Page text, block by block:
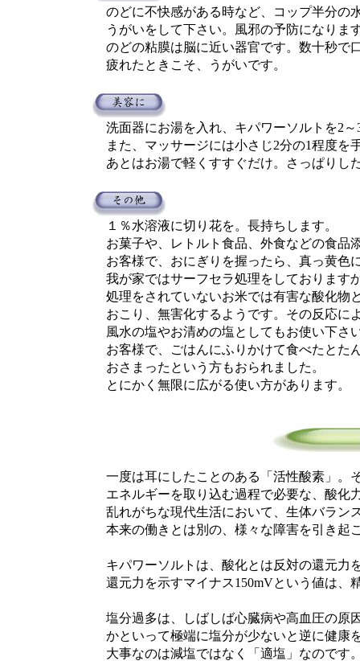
のどに不快感がある時など、コップ半分の
うがいをして下さい。風邪の予防になりま
のどの粘膜は脳に近い器官です。数十秒で
疲れたときこそ、うがいです。
洗面器にお湯を入れ、キパワーソルトを2～
また、マッサージには小さじ2分の1程度を
あとはお湯で軽くすすぐだけ。さっぱりし
１％水溶液に切り花を。長持ちします。
お菓子や、レトルト食品、外食などの食品
お客様で、おにぎりを握ったら、真っ黄色
我が家ではサーフセラ処理をしております
処理をされていないお米では有害な酸化物
おこり、無害化するようです。その反応に
風水の塩やお清めの塩としてもお使い下さ
お客様で、ごはんにふりかけて食べたとた
おさまったという方もおられました。
とにかく無限に広がる使い方があります。
一度は耳にしたことのある「活性酸素」。
エネルギーを取り込む過程で必要な、酸化
乱れがちな現代生活において、生体バラン
本来の働きとは別の、様々な障害を引き起
キパワーソルトは、酸化とは反対の還元力
還元力を示すマイナス150mVという値は、
塩分過多は、しばしば心臓病や高血圧の原
かといって極端に塩分が少ないと逆に健康
大事なのは減塩ではなく「適塩」なのです